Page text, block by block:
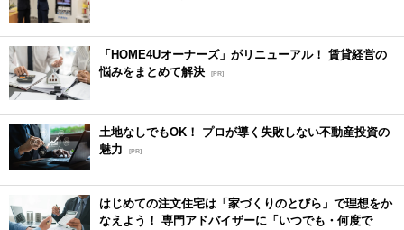
「HOME4Uオーナーズ」がリニューアル！ 賃貸経営の
悩みをまとめて解決 [PR]
土地なしでもOK！ プロが導く失敗しない不動産投資の
魅力
[PR]
はじめての注文住宅は「家づくりのとびら」で理想をか
なえよう！ 専門アドバイザーに「いつでも・何度で